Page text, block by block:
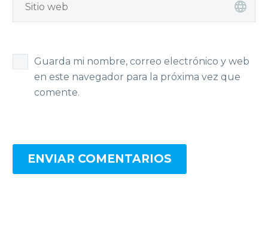
Guarda mi nombre, correo electrónico y web
en este navegador para la próxima vez que
comente.
ENVIAR COMENTARIOS